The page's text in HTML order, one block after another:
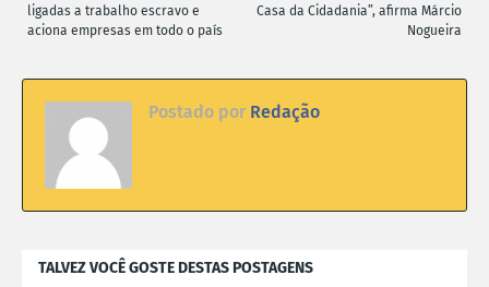
Casa da Cidadania”, afirma Márcio
Nogueira
ligadas a trabalho escravo e
aciona empresas em todo o país
Postado por Redação
TALVEZ VOCÊ GOSTE DESTAS POSTAGENS